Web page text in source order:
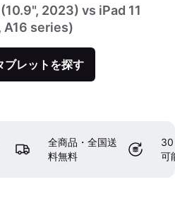
2023) vs iPad 11
A16 series)
レットを探す
全商品・全国送
料無料
30
可